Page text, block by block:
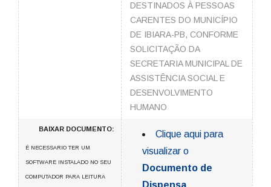
DESTINADOS À PESSOAS
CARENTES DO MUNICÍPIO
DE IBIARA-PB, CONFORME
SOLICITAÇÃO DA
SECRETARIA MUNICIPAL DE
ASSISTÊNCIA SOCIAL E
DESENVOLVIMENTO
HUMANO
BAIXAR DOCUMENTO:
É NECESSARIO TER UM
SOFTWARE INSTALADO NO SEU
COMPUTADOR PARA LEITURA
Clique aqui para
visualizar o
Documento de
Dispensa